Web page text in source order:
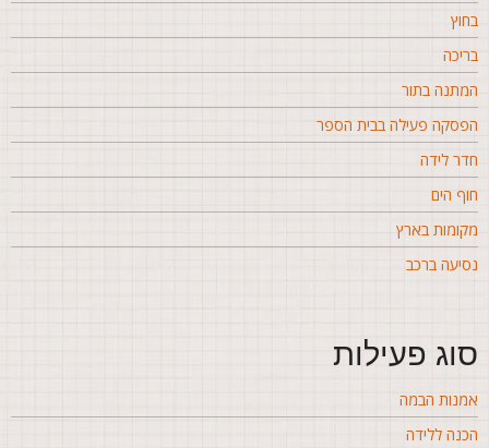
בתור
פעילה בבית הספר
לידה
הים
בארץ
ברכב
פעילות
הבמה
ללידה